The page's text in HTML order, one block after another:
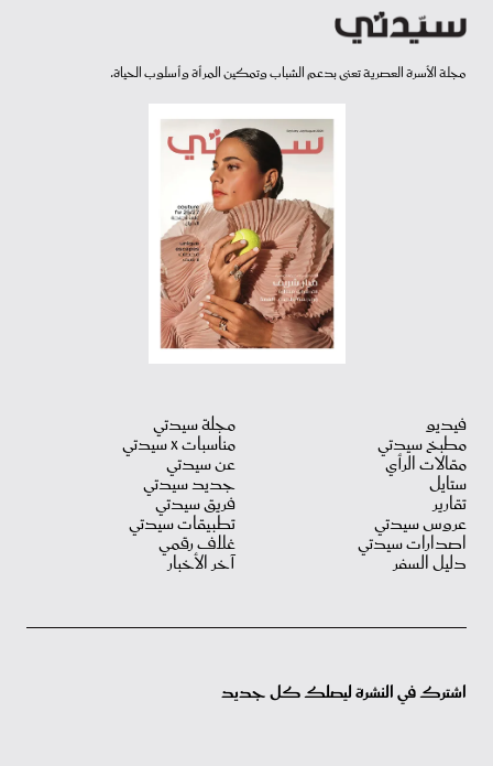
مجلة الأسرة العصرية تعنى بدعم الشباب وتمكين المرأة وأسلوب الحياة.
فيديو
مطبخ سيدتي
مقالات الرأي
ستايل
تقارير
عروس سيدتي
اصدارات سيدتي
دليل السفر
مجلة سيدتي
مناسبات X سيدتي
عن سيدتي
جديد سيدتي
فريق سيدتي
تطبيقات سيدتي
غلاف رقمي
آخر الأخبار
اشترك في النشرة ليصلك كل جديد